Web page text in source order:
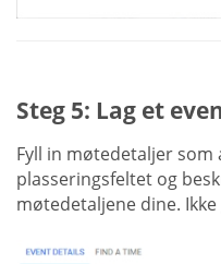
Steg 5: Lag et
Fyll in møtedetaljer som
plasseringsfeltet og
møtedetaljene dine. Ikke